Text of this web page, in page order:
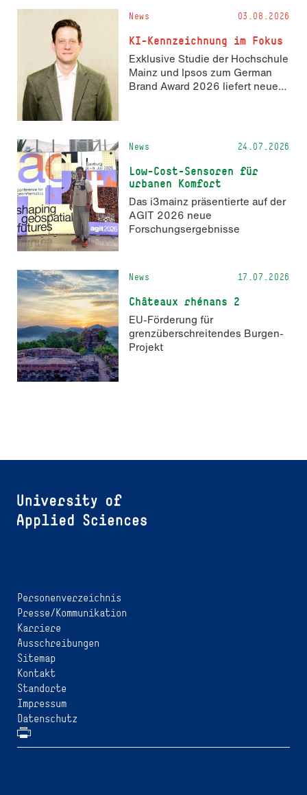
und 14. November 2026 den
Hackathon hack4GDI_DE an der
Hochschule Mainz aus. Die
Anmeldung ist geöffnet und bis
zum 2. Oktober 2026 möglich.
News 03.08.2026
KI-Kennzeichnung im Fokus
Exklusive Studie der Hochschule
Mainz und Ipsos zum German
Brand Award 2026 liefert neue
News 24.07.2026
Low-Cost-Sensoren für
urbanen Komfort
Das i3mainz präsentierte auf der
AGIT 2026 neue
Forschungsergebnisse
News 17.07.2026
Châteaux rhénans 2
EU-Förderung für
grenzüberschreitendes Burgen-
Projekt
Personenverzeichnis
Presse/Kommunikation
Karriere
Ausschreibungen
Sitemap
Kontakt
Standorte
Impressum
Datenschutz